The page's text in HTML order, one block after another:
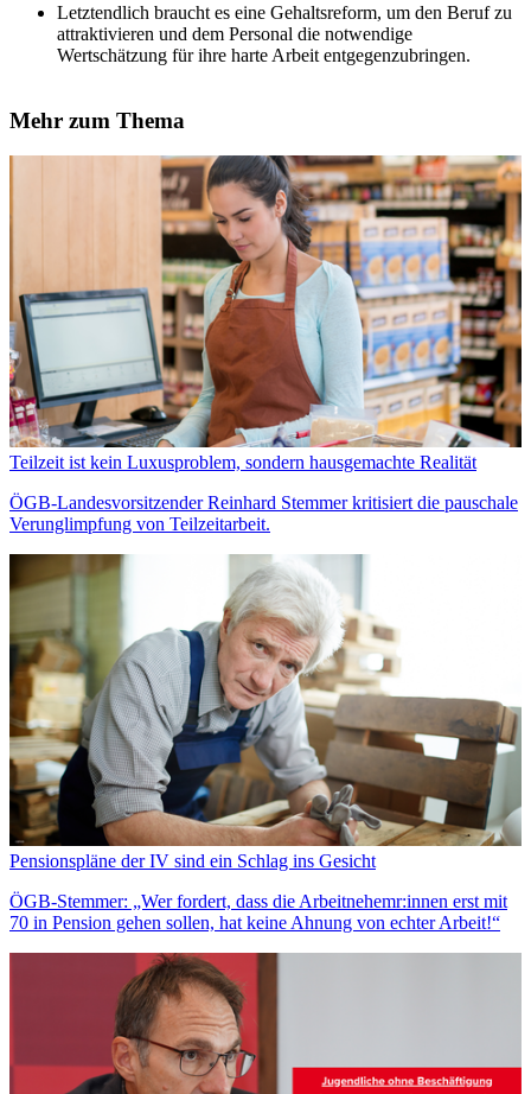
Letztendlich braucht es eine Gehaltsreform, um den Beruf zu
attraktivieren und dem Personal die notwendige
Wertschätzung für ihre harte Arbeit entgegenzubringen.
Mehr zum Thema
Teilzeit ist kein Luxusproblem, sondern hausgemachte Realität
ÖGB-Landesvorsitzender Reinhard Stemmer kritisiert die pauschale
Verunglimpfung von Teilzeitarbeit.
Pensionspläne der IV sind ein Schlag ins Gesicht
ÖGB-Stemmer: „Wer fordert, dass die Arbeitnehemr:innen erst mit
70 in Pension gehen sollen, hat keine Ahnung von echter Arbeit!“